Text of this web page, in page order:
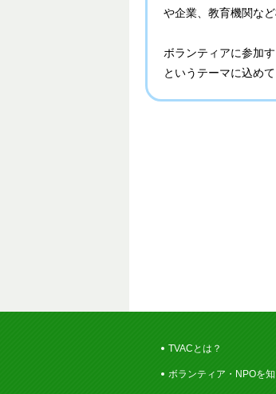
や企業、教育機関な
ボランティアに参加
というテーマに込め
TVACとは？
ボランティア・NPOを